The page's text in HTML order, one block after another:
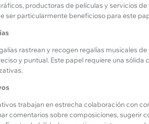
productoras de películas y servicios
ser particularmente beneficioso para este
rastrean y recogen regalías musicales
y puntual. Este papel requiere una
trabajan en estrecha colaboración con
comentarios sobre composiciones, sugerir